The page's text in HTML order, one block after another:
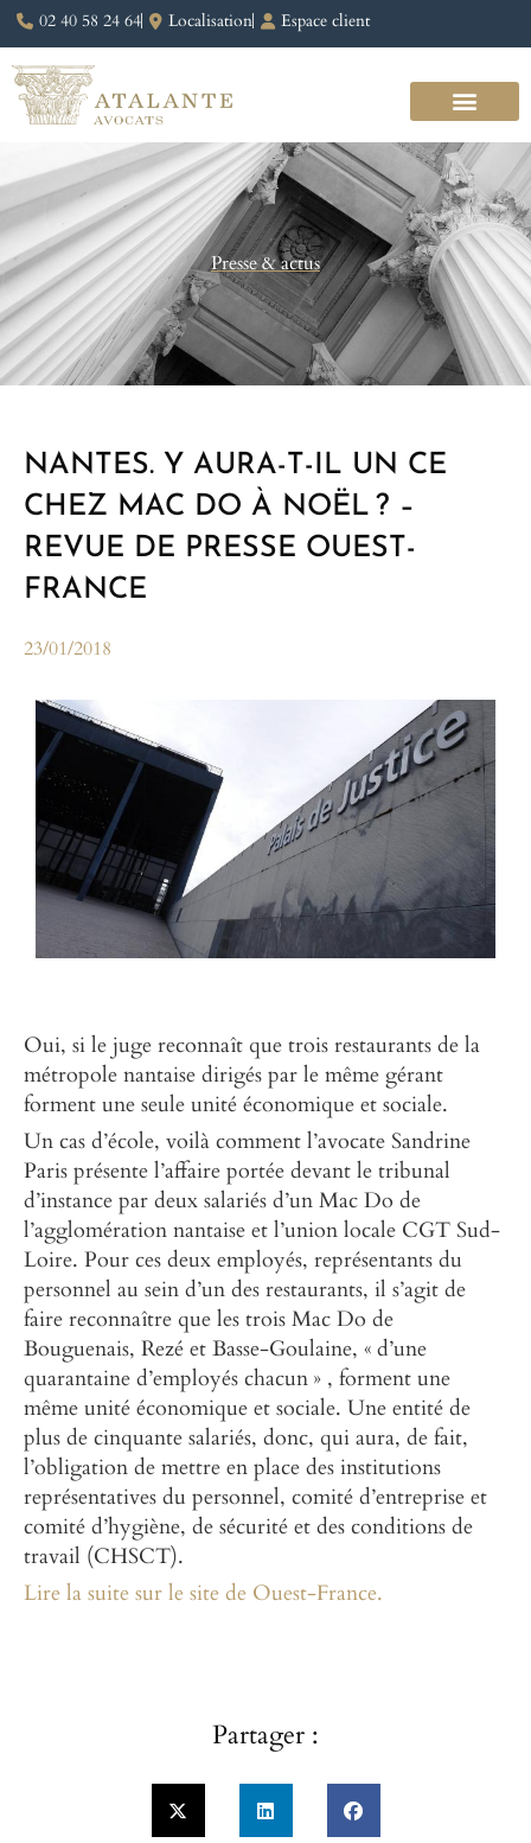
02 40 58 24 64 Localisation Espace client
Presse & actus
NANTES. Y AURA-T-IL UN CE
CHEZ MAC DO À NOËL ? –
REVUE DE PRESSE OUEST-
FRANCE
23/01/2018
Oui, si le juge reconnaît que trois restaurants de la
métropole nantaise dirigés par le même gérant
forment une seule unité économique et sociale.
Un cas d’école, voilà comment l’avocate Sandrine
Paris présente l’affaire portée devant le tribunal
d’instance par deux salariés d’un Mac Do de
l’agglomération nantaise et l’union locale CGT Sud-
Loire. Pour ces deux employés, représentants du
personnel au sein d’un des restaurants, il s’agit de
faire reconnaître que les trois Mac Do de
Bouguenais, Rezé et Basse-Goulaine, « d’une
quarantaine d’employés chacun » , forment une
même unité économique et sociale. Une entité de
plus de cinquante salariés, donc, qui aura, de fait,
l’obligation de mettre en place des institutions
représentatives du personnel, comité d’entreprise et
comité d’hygiène, de sécurité et des conditions de
travail (CHSCT).
Lire la suite sur le site de Ouest-France.
Partager :